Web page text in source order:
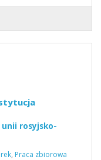
rosyjsko-
, Praca zbiorowa